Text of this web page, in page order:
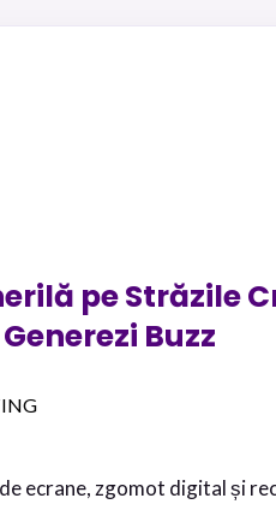
pe Străzile
Buzz
ecrane, zgomot digital și